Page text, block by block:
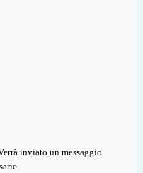
inviato un messaggio